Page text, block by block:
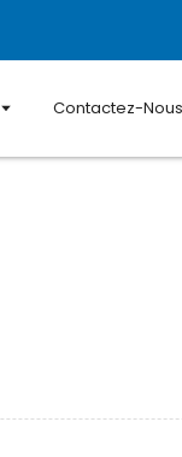
Contactez-Nous